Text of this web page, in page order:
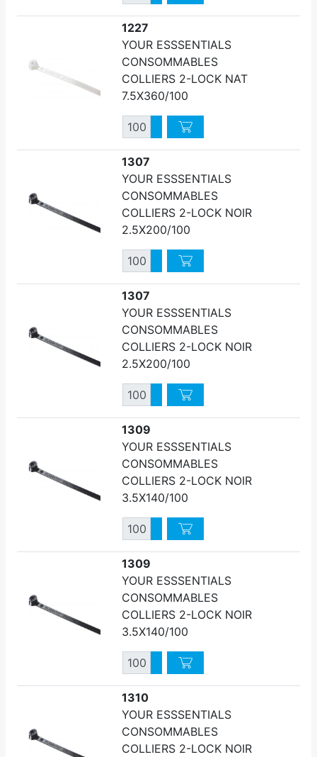
Diminuer quantité
1227
YOUR ESSSENTIALS
CONSOMMABLES
COLLIERS 2-LOCK NAT
7.5X360/100
QuantitéAugmenter quantité
Diminuer quantité
1307
YOUR ESSSENTIALS
CONSOMMABLES
COLLIERS 2-LOCK NOIR
2.5X200/100
QuantitéAugmenter quantité
Diminuer quantité
1307
YOUR ESSSENTIALS
CONSOMMABLES
COLLIERS 2-LOCK NOIR
2.5X200/100
QuantitéAugmenter quantité
Diminuer quantité
1309
YOUR ESSSENTIALS
CONSOMMABLES
COLLIERS 2-LOCK NOIR
3.5X140/100
QuantitéAugmenter quantité
Diminuer quantité
1309
YOUR ESSSENTIALS
CONSOMMABLES
COLLIERS 2-LOCK NOIR
3.5X140/100
QuantitéAugmenter quantité
Diminuer quantité
1310
YOUR ESSSENTIALS
CONSOMMABLES
COLLIERS 2-LOCK NOIR